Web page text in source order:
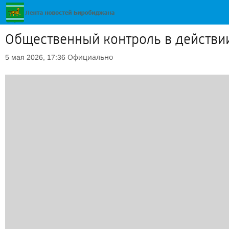
Общественный контроль в
5 мая 2026, 17:36 Официально